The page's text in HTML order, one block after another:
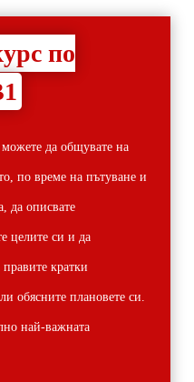
по
да общувате на
по време на пътуване и
да описвате
целите си и да
правите кратки
обясните плановете си.
най-важната